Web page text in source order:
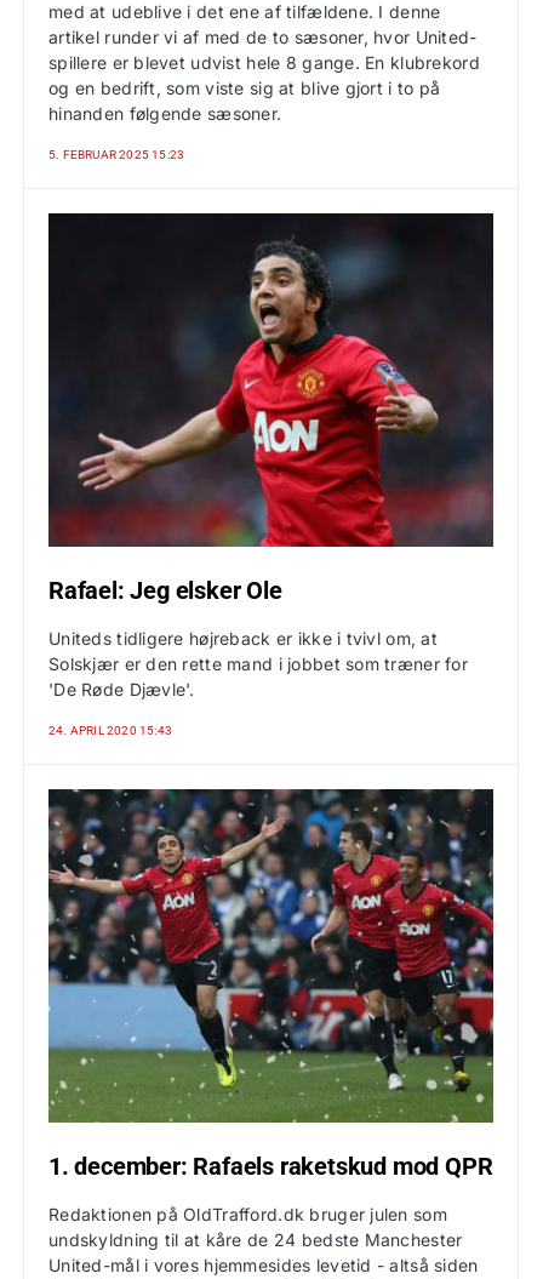
med at udeblive i det ene af tilfældene. I denne
artikel runder vi af med de to sæsoner, hvor United-
spillere er blevet udvist hele 8 gange. En klubrekord
og en bedrift, som viste sig at blive gjort i to på
hinanden følgende sæsoner.
5. FEBRUAR 2025 15:23
Rafael: Jeg elsker Ole
Uniteds tidligere højreback er ikke i tvivl om, at
Solskjær er den rette mand i jobbet som træner for
'De Røde Djævle'.
24. APRIL 2020 15:43
1. december: Rafaels raketskud mod QPR
Redaktionen på OldTrafford.dk bruger julen som
undskyldning til at kåre de 24 bedste Manchester
United-mål i vores hjemmesides levetid - altså siden